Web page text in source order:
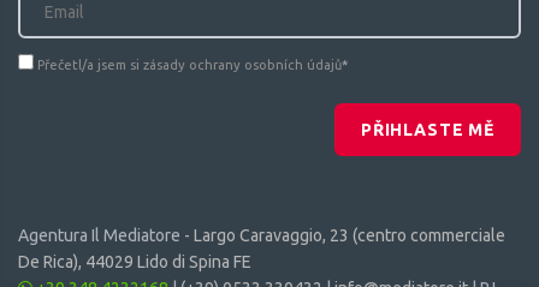
Přečetl/a jsem si zásady ochrany osobních údajů*
PŘIHLASTE MĚ
Agentura Il Mediatore - Largo Caravaggio, 23 (centro commerciale
De Rica), 44029 Lido di Spina FE